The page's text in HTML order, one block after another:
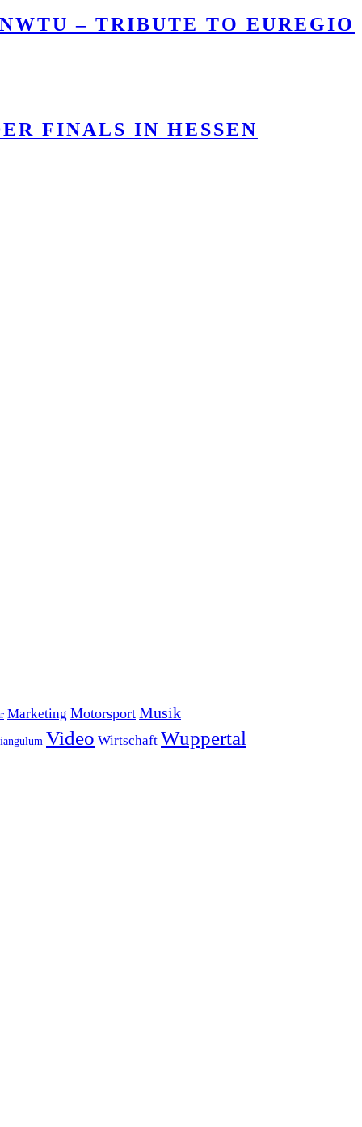
– TRIBUTE TO EUREGIO
FINALS IN HESSEN
Marketing Motorsport Musik
Video Wirtschaft Wuppertal